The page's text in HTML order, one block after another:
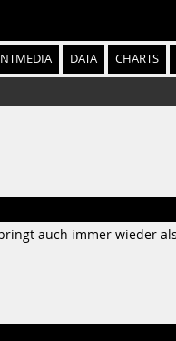
DATA CHARTS
auch immer wieder